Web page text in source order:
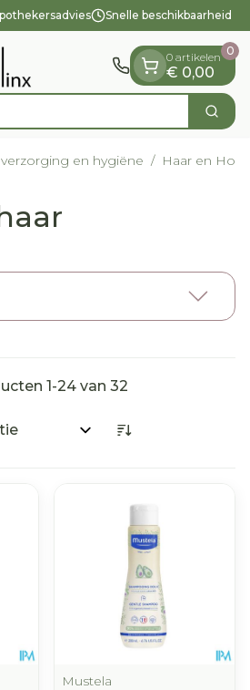
Snelle beschikbaarheid
Zoek
0 artikelen
€ 0,00
0
en hygiëne / Haar en
1-24 van 32
op:
Mustela